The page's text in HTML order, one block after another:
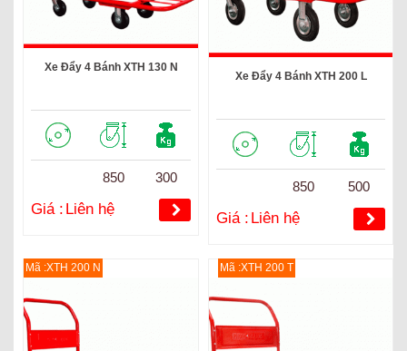
Xe Đẩy 4 Bánh XTH 130 N
850 300
Giá : Liên hệ
Xe Đẩy 4 Bánh XTH 200 L
850 500
Giá : Liên hệ
Mã :XTH 200 N Mã :XTH 200 T